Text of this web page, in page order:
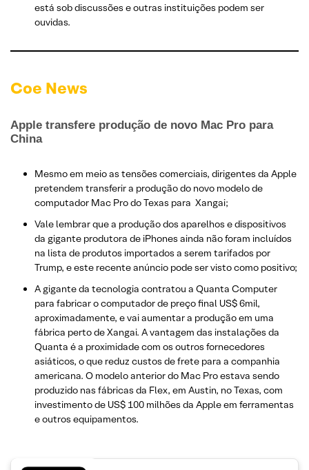
está sob discussões e outras instituições podem ser
ouvidas.
Coe News
Apple transfere produção de novo Mac Pro para
China
Mesmo em meio as tensões comerciais, dirigentes da Apple
pretendem transferir a produção do novo modelo de
computador Mac Pro do Texas para Xangai;
Vale lembrar que a produção dos aparelhos e dispositivos
da gigante produtora de iPhones ainda não foram incluídos
na lista de produtos importados a serem tarifados por
Trump, e este recente anúncio pode ser visto como positivo;
A gigante da tecnologia contratou a Quanta Computer
para fabricar o computador de preço final US$ 6mil,
aproximadamente, e vai aumentar a produção em uma
fábrica perto de Xangai. A vantagem das instalações da
Quanta é a proximidade com os outros fornecedores
asiáticos, o que reduz custos de frete para a companhia
americana. O modelo anterior do Mac Pro estava sendo
produzido nas fábricas da Flex, em Austin, no Texas, com
investimento de US$ 100 milhões da Apple em ferramentas
e outros equipamentos.